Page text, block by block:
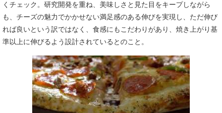
くチェック。研究開発を重ね、美味しさと見た目をキープしながら
も、チーズの魅力でかかせない満足感のある伸びを実現し、ただ伸び
れば良いという訳ではなく、食感にもこだわりがあり、焼き上がり基
準以上に伸びるよう設計されているとのこと。